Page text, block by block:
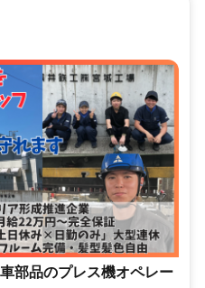
部品のプレス機オペレー